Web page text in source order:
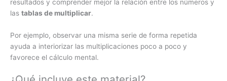
resultados y comprender mejor la relación entre los números y
las tablas de multiplicar.
Por ejemplo, observar una misma serie de forma repetida
ayuda a interiorizar las multiplicaciones poco a poco y
favorece el cálculo mental.